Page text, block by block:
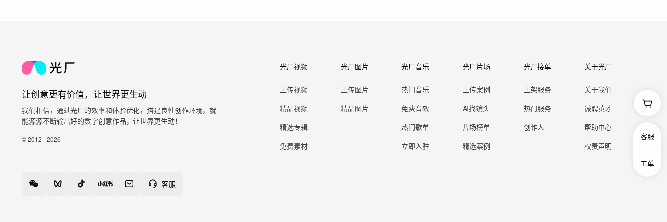
让创意更有价值，让世界更生动
我们相信，通过光厂的效率和体验优化，搭建良性创作环境，就
能源源不断输出好的数字创意作品，让世界更生动！
© 2012 - 2026
客服
光厂视频
上传视频
精品视频
精选专辑
免费素材
光厂图片
上传图片
精品图片
光厂音乐
热门音乐
免费音效
热门歌单
立即入驻
光厂片场
上传案例
AI找镜头
片场榜单
精选案例
光厂接单
上架服务
热门服务
创作人
关于光厂
关于我们
诚聘英才
帮助中心
权责声明
客服
工单